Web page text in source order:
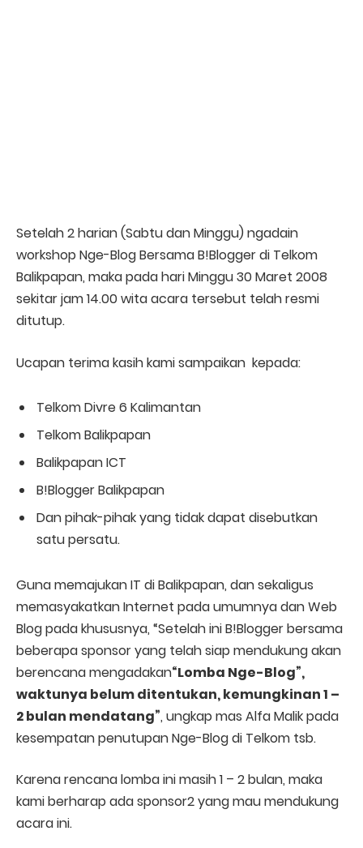
Setelah 2 harian (Sabtu dan Minggu) ngadain
workshop Nge-Blog Bersama B!Blogger di Telkom
Balikpapan, maka pada hari Minggu 30 Maret 2008
sekitar jam 14.00 wita acara tersebut telah resmi
ditutup.
Ucapan terima kasih kami sampaikan kepada:
Telkom Divre 6 Kalimantan
Telkom Balikpapan
Balikpapan ICT
B!Blogger Balikpapan
Dan pihak-pihak yang tidak dapat disebutkan
satu persatu.
Guna memajukan IT di Balikpapan, dan sekaligus
memasyakatkan Internet pada umumnya dan Web
Blog pada khususnya, “Setelah ini B!Blogger bersama
beberapa sponsor yang telah siap mendukung akan
berencana mengadakan“Lomba Nge-Blog”,
waktunya belum ditentukan, kemungkinan 1 –
2 bulan mendatang”, ungkap mas Alfa Malik pada
kesempatan penutupan Nge-Blog di Telkom tsb.
Karena rencana lomba ini masih 1 – 2 bulan, maka
kami berharap ada sponsor2 yang mau mendukung
acara ini.